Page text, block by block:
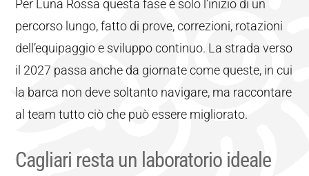
Per Luna Rossa questa fase è solo l’inizio di un
percorso lungo, fatto di prove, correzioni, rotazioni
dell’equipaggio e sviluppo continuo. La strada verso
il 2027 passa anche da giornate come queste, in cui
la barca non deve soltanto navigare, ma raccontare
al team tutto ciò che può essere migliorato.
Cagliari resta un laboratorio ideale